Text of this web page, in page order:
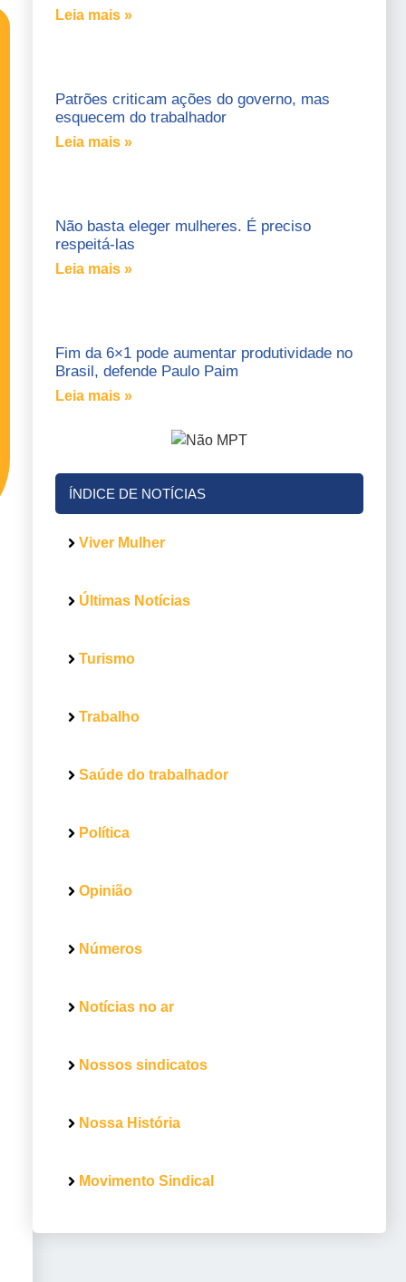
Leia mais »
Patrões criticam ações do governo, mas
esquecem do trabalhador
Leia mais »
Não basta eleger mulheres. É preciso
respeitá-las
Leia mais »
Fim da 6×1 pode aumentar produtividade no
Brasil, defende Paulo Paim
Leia mais »
ÍNDICE DE NOTÍCIAS
Viver Mulher
Últimas Notícias
Turismo
Trabalho
Saúde do trabalhador
Política
Opinião
Números
Notícias no ar
Nossos sindicatos
Nossa História
Movimento Sindical